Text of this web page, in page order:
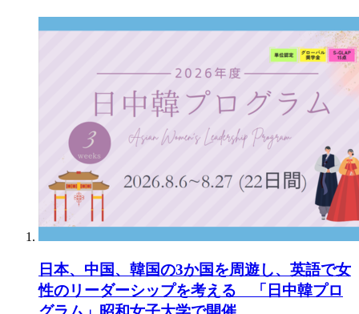
日本、中国、韓国の3か国を周遊し、英語で女
性のリーダーシップを考える 「日中韓プロ